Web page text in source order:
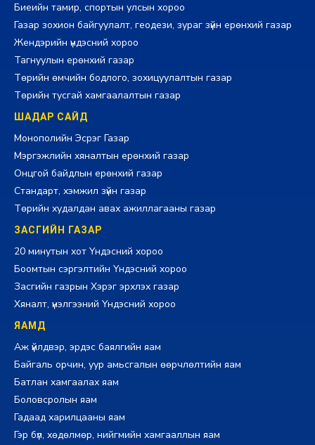
Биеийн тамир, спортын улсын хороо
Газар зохион байгуулалт, геодези, зураг зүйн ерөнхий газар
Жендэрийн үндэсний хороо
Тагнуулын ерөнхий газар
Төрийн өмчийн бодлого, зохицуулалтын газар
Төрийн тусгай хамгаалалтын газар
ШАДАР САЙД
Монополийн Эсрэг Газар
Мэргэжлийн хяналтын ерөнхий газар
Онцгой байдлын ерөнхий газар
Стандарт, хэмжил зүйн газар
Төрийн худалдан авах ажиллагааны газар
ЗАСГИЙН ГАЗАР
20 минутын хот Үндэсний хороо
Боомтын сэргэлтийн Үндэсний хороо
Засгийн газрын Хэрэг эрхлэх газар
Хяналт, үнэлгээний Үндэсний хороо
ЯАМД
Аж үйлдвэр, эрдэс баялгийн яам
Байгаль орчин, уур амьсгалын өөрчлөлтийн яам
Батлан хамгаалах яам
Боловсролын яам
Гадаад харилцааны яам
Гэр бүл, хөдөлмөр, нийгмийн хамгааллын яам